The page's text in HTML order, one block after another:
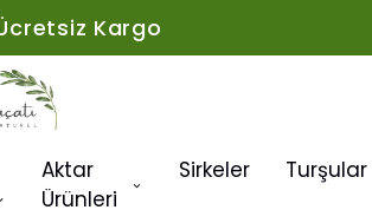
Kargo
Aktar
Ürünleri
Sirkeler Turşular